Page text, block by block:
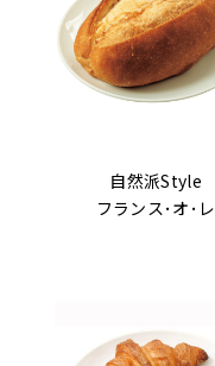
自然派Style
フランス･オ･レ